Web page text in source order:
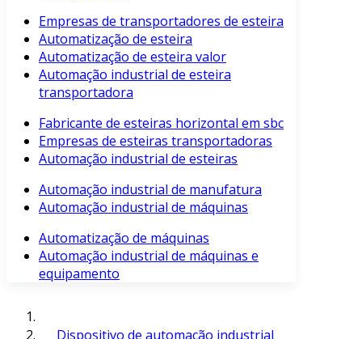
Empresas de transportadores de esteira
Automatização de esteira
Automatização de esteira valor
Automação industrial de esteira
transportadora
Fabricante de esteiras horizontal em sbc
Empresas de esteiras transportadoras
Automação industrial de esteiras
Automação industrial de manufatura
Automação industrial de máquinas
Automatização de máquinas
Automação industrial de máquinas e
equipamento
Dispositivo de automação industrial